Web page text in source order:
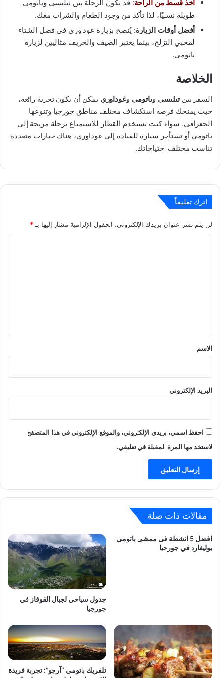
أخذ قسط من الراحة: قد تكون الرحلة بين تبليسي وباتومي
طويلة نسبيًا، لذا تأكد من وجود الطعام والشراب معك.
أفضل أوقات الزيارة: يُنصح بزيارة غوداوري في فصل الشتاء
لمحبي التزلج، بينما يعتبر الصيف والخريف مثاليين لزيارة
باتومي.
الخلاصة
السفر بينتبليسي وباتومي وغوداوري يمكن أن يكون تجربة رائعة،
حيث يمنحك فرصة استكشاف مختلف مناطق جورجيا وتنوعها
الجغرافي. سواء كنت تستخدم القطار للاستمتاع برحلة مريحة إلى
باتومي أو تستأجر سيارة للقيادة إلى غوداوري، هناك خيارات متعددة
تناسب مختلف احتياجاتك.
اترك تعليقاً
لن يتم نشر عنوان بريدك الإلكتروني. الحقول الإلزامية مشار إليها بـ*
*
الاسم
البريد الإلكتروني
احفظ اسمي، بريدي الإلكتروني، والموقع الإلكتروني في هذا المتصفح
لاستخدامها المرة المقبلة في تعليقي.
مقالات ذات صلة
افضل 5 انشطة في ممشى باتومي
بوليفارد في جورجيا
جدول سياحي لجبال القوقاز في
جورجيا
تلفريك باتومي “آرجو”: تجربة فريدة